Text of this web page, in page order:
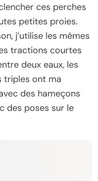
ces perches
petites proies.
j’utilise les mêmes
tractions courtes
deux eaux, les
triples ont ma
des hameçons
des poses sur le